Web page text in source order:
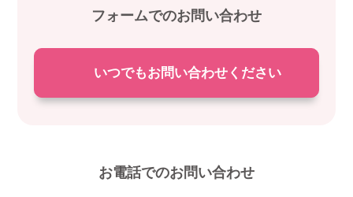
フォームでのお問い合わせ
いつでもお問い合わせください
お電話でのお問い合わせ